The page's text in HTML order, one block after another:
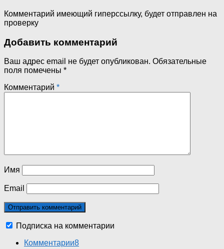
Комментарий имеющий гиперссылку, будет отправлен на
проверку
Добавить комментарий
Ваш адрес email не будет опубликован. Обязательные
поля помечены *
Комментарий *
Имя
Email
Подписка на комментарии
Комментарии8